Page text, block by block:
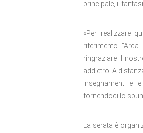
principale, il
«Per realizzare
riferimento
ringraziare il
addietro. A
insegnamenti e
fornendoci lo
La serata è